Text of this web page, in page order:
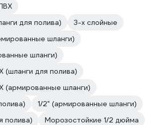
для полива)
3-х слойные
шланги)
шланги)
(шланги для полива)
(армированные шланги)
1/2" (армированные шланги)
полива)
Морозостойкие 1/2 дюйма